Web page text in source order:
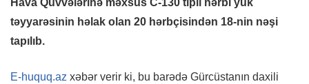
Hava Qüvvələrinə məxsus C-130 tipli hərbi yük
təyyarəsinin həlak olan 20 hərbçisindən 18-nin nəşi
tapılıb.
E-huquq.az xəbər verir ki, bu barədə Gürcüstanın daxili